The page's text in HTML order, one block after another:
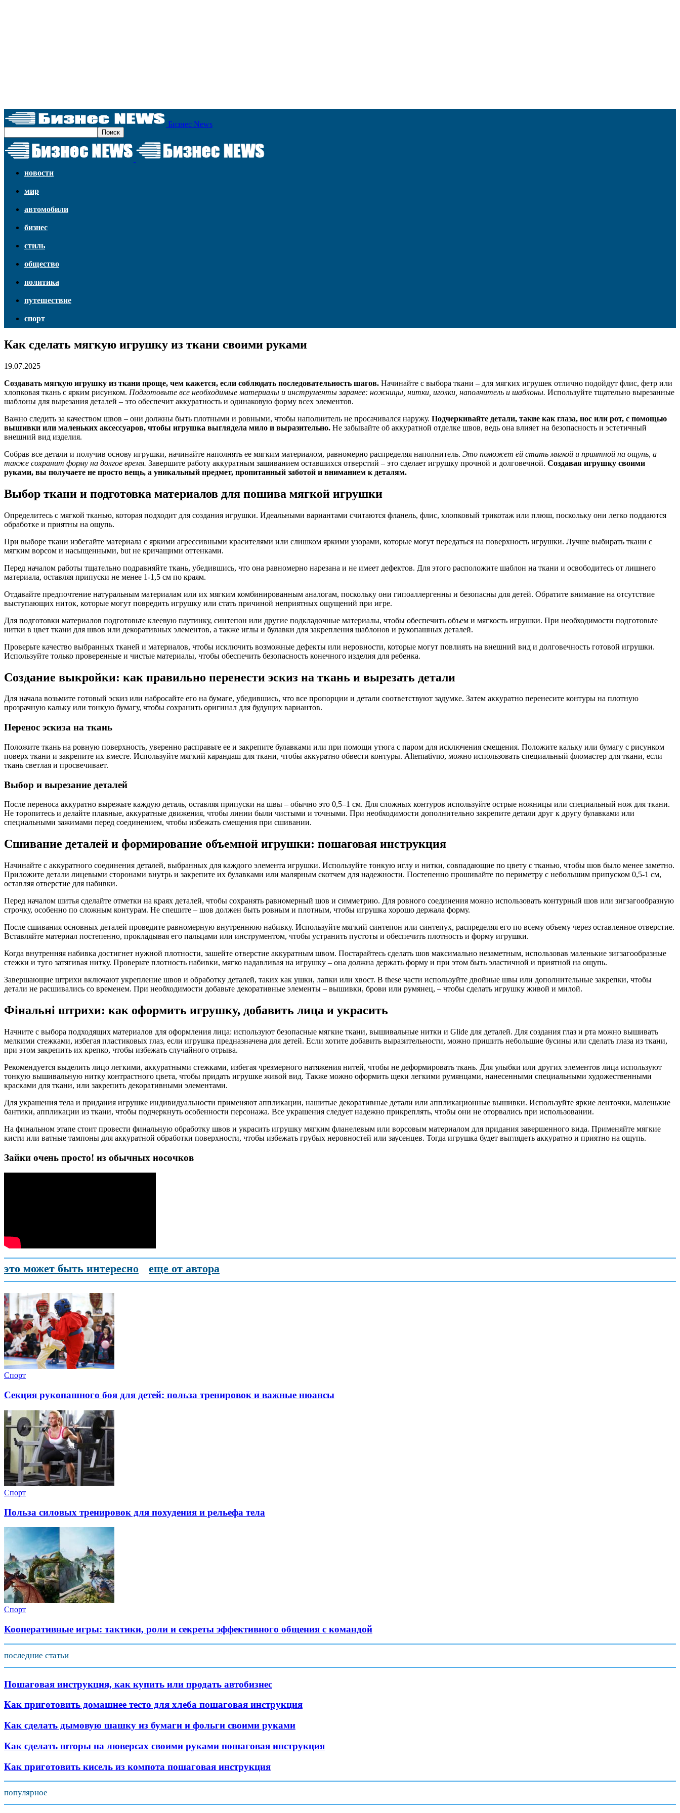
Бизнес News
новости
мир
автомобили
бизнес
стиль
общество
политика
путешествие
спорт
Как сделать мягкую игрушку из ткани своими руками
19.07.2025
Создавать мягкую игрушку из ткани проще, чем кажется, если соблюдать последовательность шагов. Начинайте с выбора ткани – для мягких игрушек отлично подойдут флис, фетр или
хлопковая ткань с ярким рисунком. Подготовьте все необходимые материалы и инструменты заранее: ножницы, нитки, иголки, наполнитель и шаблоны. Используйте тщательно вырезанные
шаблоны для вырезания деталей – это обеспечит аккуратность и одинаковую форму всех элементов.
Важно следить за качеством швов – они должны быть плотными и ровными, чтобы наполнитель не просачивался наружу. Подчеркивайте детали, такие как глаза, нос или рот, с помощью
вышивки или маленьких аксессуаров, чтобы игрушка выглядела мило и выразительно. Не забывайте об аккуратной отделке швов, ведь она влияет на безопасность и эстетичный
внешний вид изделия.
Собрав все детали и получив основу игрушки, начинайте наполнять ее мягким материалом, равномерно распределяя наполнитель. Это поможет ей стать мягкой и приятной на ощупь, а
также сохранит форму на долгое время. Завершите работу аккуратным зашиванием оставшихся отверстий – это сделает игрушку прочной и долговечной. Создавая игрушку своими
руками, вы получаете не просто вещь, а уникальный предмет, пропитанный заботой и вниманием к деталям.
Выбор ткани и подготовка материалов для пошива мягкой игрушки
Определитесь с мягкой тканью, которая подходит для создания игрушки. Идеальными вариантами считаются фланель, флис, хлопковый трикотаж или плюш, поскольку они легко поддаются
обработке и приятны на ощупь.
При выборе ткани избегайте материала с яркими агрессивными красителями или слишком яркими узорами, которые могут передаться на поверхность игрушки. Лучше выбирать ткани с
мягким ворсом и насыщенными, but не кричащими оттенками.
Перед началом работы тщательно подравняйте ткань, убедившись, что она равномерно нарезана и не имеет дефектов. Для этого расположите шаблон на ткани и освободитесь от лишнего
материала, оставляя припуски не менее 1-1,5 см по краям.
Отдавайте предпочтение натуральным материалам или их мягким комбинированным аналогам, поскольку они гипоаллергенны и безопасны для детей. Обратите внимание на отсутствие
выступающих ниток, которые могут повредить игрушку или стать причиной неприятных ощущений при игре.
Для подготовки материалов подготовьте клеевую паутинку, синтепон или другие подкладочные материалы, чтобы обеспечить объем и мягкость игрушки. При необходимости подготовьте
нитки в цвет ткани для швов или декоративных элементов, а также иглы и булавки для закрепления шаблонов и рукопашных деталей.
Проверьте качество выбранных тканей и материалов, чтобы исключить возможные дефекты или неровности, которые могут повлиять на внешний вид и долговечность готовой игрушки.
Используйте только проверенные и чистые материалы, чтобы обеспечить безопасность конечного изделия для ребенка.
Создание выкройки: как правильно перенести эскиз на ткань и вырезать детали
Для начала возьмите готовый эскиз или набросайте его на бумаге, убедившись, что все пропорции и детали соответствуют задумке. Затем аккуратно перенесите контуры на плотную
прозрачную кальку или тонкую бумагу, чтобы сохранить оригинал для будущих вариантов.
Перенос эскиза на ткань
Положите ткань на ровную поверхность, уверенно расправьте ее и закрепите булавками или при помощи утюга с паром для исключения смещения. Положите кальку или бумагу с рисунком
поверх ткани и закрепите их вместе. Используйте мягкий карандаш для ткани, чтобы аккуратно обвести контуры. Alternativno, можно использовать специальный фломастер для ткани, если
ткань светлая и просвечивает.
Выбор и вырезание деталей
После переноса аккуратно вырежьте каждую деталь, оставляя припуски на швы – обычно это 0,5–1 см. Для сложных контуров используйте острые ножницы или специальный нож для ткани.
Не торопитесь и делайте плавные, аккуратные движения, чтобы линии были чистыми и точными. При необходимости дополнительно закрепите детали друг к другу булавками или
специальными зажимами перед соединением, чтобы избежать смещения при сшивании.
Сшивание деталей и формирование объемной игрушки: пошаговая инструкция
Начинайте с аккуратного соединения деталей, выбранных для каждого элемента игрушки. Используйте тонкую иглу и нитки, совпадающие по цвету с тканью, чтобы шов было менее заметно.
Приложите детали лицевыми сторонами внутрь и закрепите их булавками или малярным скотчем для надежности. Постепенно прошивайте по периметру с небольшим припуском 0,5-1 см,
оставляя отверстие для набивки.
Перед началом шитья сделайте отметки на краях деталей, чтобы сохранять равномерный шов и симметрию. Для ровного соединения можно использовать контурный шов или зигзагообразную
строчку, особенно по сложным контурам. Не спешите – шов должен быть ровным и плотным, чтобы игрушка хорошо держала форму.
После сшивания основных деталей проведите равномерную внутреннюю набивку. Используйте мягкий синтепон или синтепух, распределяя его по всему объему через оставленное отверстие.
Вставляйте материал постепенно, прокладывая его пальцами или инструментом, чтобы устранить пустоты и обеспечить плотность и форму игрушки.
Когда внутренняя набивка достигнет нужной плотности, зашейте отверстие аккуратным швом. Постарайтесь сделать шов максимально незаметным, использовав маленькие зигзагообразные
стежки и туго затягивая нитку. Проверьте плотность набивки, мягко надавливая на игрушку – она должна держать форму и при этом быть эластичной и приятной на ощупь.
Завершающие штрихи включают укрепление швов и обработку деталей, таких как ушки, лапки или хвост. В these части используйте двойные швы или дополнительные закрепки, чтобы
детали не расшивались со временем. При необходимости добавьте декоративные элементы – вышивки, брови или румянец, – чтобы сделать игрушку живой и милой.
Фінальні штрихи: как оформить игрушку, добавить лица и украсить
Начните с выбора подходящих материалов для оформления лица: используют безопасные мягкие ткани, вышивальные нитки и Glide для деталей. Для создания глаз и рта можно вышивать
мелкими стежками, избегая пластиковых глаз, если игрушка предназначена для детей. Если хотите добавить выразительности, можно пришить небольшие бусины или сделать глаза из ткани,
при этом закрепить их крепко, чтобы избежать случайного отрыва.
Рекомендуется выделить лицо легкими, аккуратными стежками, избегая чрезмерного натяжения нитей, чтобы не деформировать ткань. Для улыбки или других элементов лица используют
тонкую вышивальную нитку контрастного цвета, чтобы придать игрушке живой вид. Также можно оформить щеки легкими румянцами, нанесенными специальными художественными
красками для ткани, или закрепить декоративными элементами.
Для украшения тела и придания игрушке индивидуальности применяют аппликации, нашитые декоративные детали или аппликационные вышивки. Используйте яркие ленточки, маленькие
бантики, аппликации из ткани, чтобы подчеркнуть особенности персонажа. Все украшения следует надежно прикреплять, чтобы они не оторвались при использовании.
На финальном этапе стоит провести финальную обработку швов и украсить игрушку мягким фланелевым или ворсовым материалом для придания завершенного вида. Применяйте мягкие
кисти или ватные тампоны для аккуратной обработки поверхности, чтобы избежать грубых неровностей или заусенцев. Тогда игрушка будет выглядеть аккуратно и приятно на ощупь.
Зайки очень просто! из обычных носочков
это может быть интересно еще от автора
Спорт
Секция рукопашного боя для детей: польза тренировок и важные нюансы
Спорт
Польза силовых тренировок для похудения и рельефа тела
Спорт
Кооперативные игры: тактики, роли и секреты эффективного общения с командой
последние статьи
Пошаговая инструкция, как купить или продать автобизнес
Как приготовить домашнее тесто для хлеба пошаговая инструкция
Как сделать дымовую шашку из бумаги и фольги своими руками
Как сделать шторы на люверсах своими руками пошаговая инструкция
Как приготовить кисель из компота пошаговая инструкция
популярное